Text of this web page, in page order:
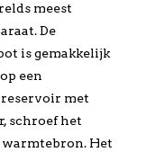
meest
De
is gemakkelijk
een
met
schroef het
warmtebron. Het